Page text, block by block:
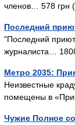
членов… 578 грн
Последний
"Последний
журналиста…
Метро 2035:
Неизвестные
помещены в
Чужие Полное